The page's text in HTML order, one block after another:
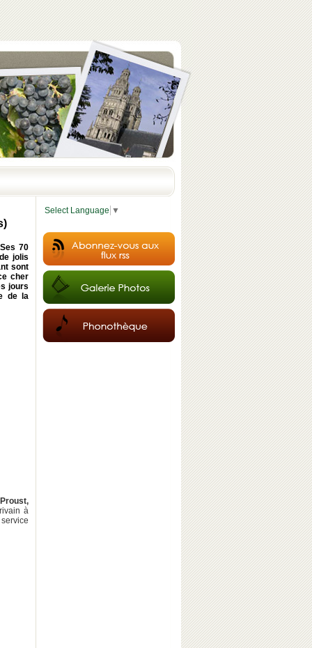
70
jolis
sont
cher
jours
de la
Proust,
à
Select Language ▼